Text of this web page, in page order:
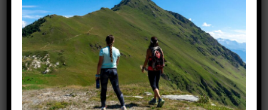
DÉCOUVREZ TOUS
LES HÉBERGEMENTS
À VALMOREL ET LES
VALLÉES